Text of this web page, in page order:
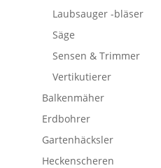
Laubsauger -bläser
Säge
Sensen & Trimmer
Vertikutierer
Balkenmäher
Erdbohrer
Gartenhäcksler
Heckenscheren